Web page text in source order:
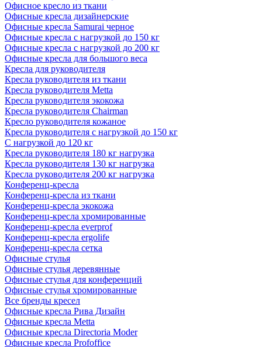
Офисное кресло из ткани
Офисные кресла дизайнерские
Офисные кресла Samurai черное
Офисные кресла с нагрузкой до 150 кг
Офисные кресла с нагрузкой до 200 кг
Офисные кресла для большого веса
Кресла для руководителя
Кресла руководителя из ткани
Кресла руководителя Metta
Кресла руководителя экокожа
Кресла руководителя Chairman
Кресло руководителя кожаное
Кресла руководителя с нагрузкой до 150 кг
С нагрузкой до 120 кг
Кресла руководителя 180 кг нагрузка
Кресла руководителя 130 кг нагрузка
Кресла руководителя 200 кг нагрузка
Конференц-кресла
Конференц-кресла из ткани
Конференц-кресла экокожа
Конференц-кресла хромированные
Конференц-кресла everprof
Конференц-кресла ergolife
Конференц-кресла сетка
Офисные стулья
Офисные стулья деревянные
Офисные стулья для конференций
Офисные стулья хромированные
Все бренды кресел
Офисные кресла Рива Дизайн
Офисные кресла Metta
Офисные кресла Directoria Moder
Офисные кресла Profoffice